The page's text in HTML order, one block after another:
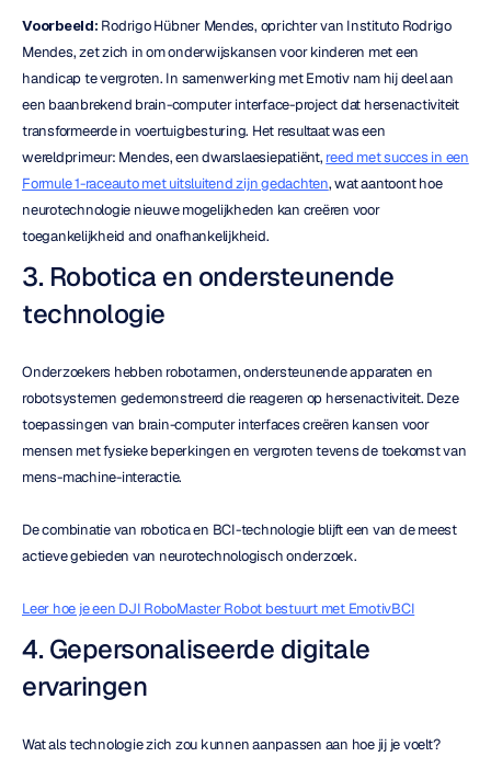
Voorbeeld: Rodrigo Hübner Mendes, oprichter van Instituto Rodrigo
Mendes, zet zich in om onderwijskansen voor kinderen met een
handicap te vergroten. In samenwerking met Emotiv nam hij deel aan
een baanbrekend brain-computer interface-project dat hersenactiviteit
transformeerde in voertuigbesturing. Het resultaat was een
wereldprimeur: Mendes, een dwarslaesiepatiënt, reed met succes in een
Formule 1-raceauto met uitsluitend zijn gedachten, wat aantoont hoe
neurotechnologie nieuwe mogelijkheden kan creëren voor
toegankelijkheid and onafhankelijkheid.
3. Robotica en ondersteunende
technologie
Onderzoekers hebben robotarmen, ondersteunende apparaten en
robotsystemen gedemonstreerd die reageren op hersenactiviteit. Deze
toepassingen van brain-computer interfaces creëren kansen voor
mensen met fysieke beperkingen en vergroten tevens de toekomst van
mens-machine-interactie.
De combinatie van robotica en BCI-technologie blijft een van de meest
actieve gebieden van neurotechnologisch onderzoek.
Leer hoe je een DJI RoboMaster Robot bestuurt met EmotivBCI
4. Gepersonaliseerde digitale
ervaringen
Wat als technologie zich zou kunnen aanpassen aan hoe jij je voelt?